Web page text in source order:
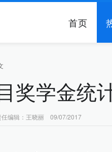
首页
奖学金
编辑：王晓丽 09/07/2017